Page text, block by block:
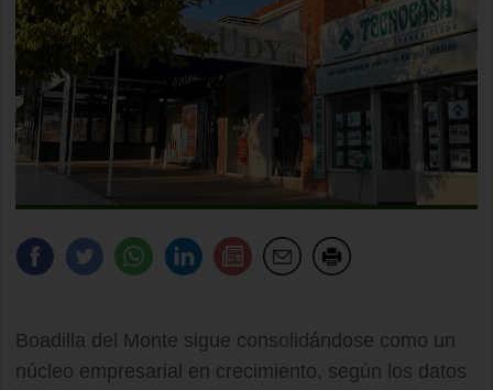
Boadilla del Monte sigue consolidándose como un
núcleo empresarial en crecimiento, según los datos